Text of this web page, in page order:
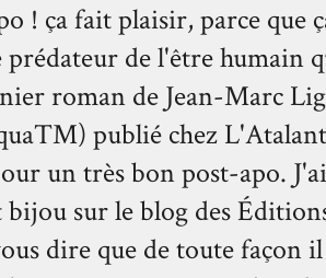
! ça fait plaisir, parce que
de l'être humain
roman de Jean-Marc
publié chez
un très bon post-apo.
bijou sur le blog des
dire que de toute façon